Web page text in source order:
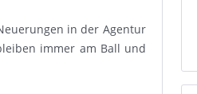
in der Agentur
immer am Ball und